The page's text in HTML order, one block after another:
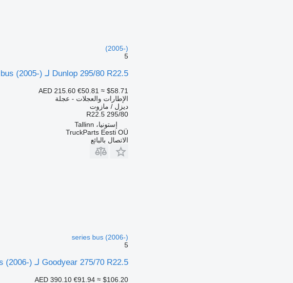
(2005-)
5
Dunlop 295/80 R22.5 لـ Volvo B7, B8, B9, B12 bus (2005-)
AED 215.60 €50.81 ≈ $58.71
الإطارات والعجلات - عجلة
ديزل / مازوت
295/80 R22.5
إستونيا، Tallinn
TruckParts Eesti OÜ
الاتصال بالبائع
series bus (2006-)
5
Goodyear 275/70 R22.5 لـ Scania K,N,F-series bus (2006-)
AED 390.10 €91.94 ≈ $106.20